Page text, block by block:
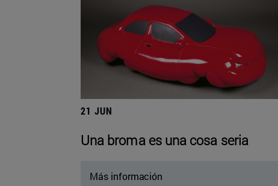
21 JUN
Una broma es una cosa seria
Más información